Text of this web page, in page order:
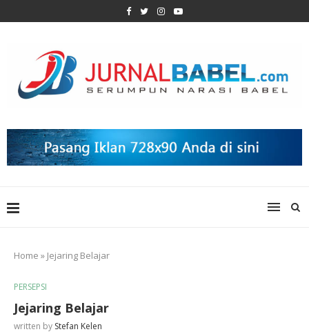
Home » Jejaring Belajar
PERSEPSI
Jejaring Belajar
written by Stefan Kelen